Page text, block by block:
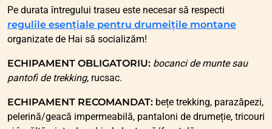
Pe durata întregului traseu este necesar să respecti
regulile esențiale pentru drumeițile montane
organizate de Hai să socializăm!
ECHIPAMENT OBLIGATORIU: bocanci de munte sau
pantofi de trekking, rucsac.
ECHIPAMENT RECOMANDAT: bețe trekking, parazăpezi,
pelerină/geacă impermeabilă, pantaloni de drumeție, tricouri